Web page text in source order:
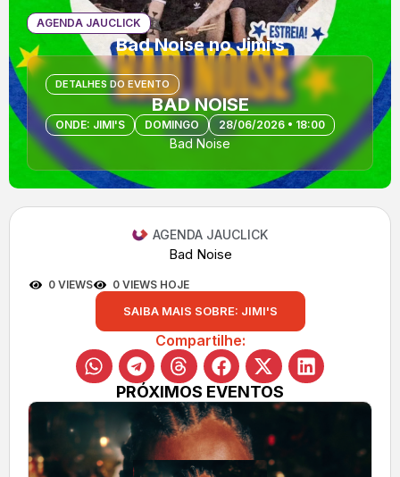
AGENDA JAUCLICK
Bad Noise no Jimi’s
DETALHES DO EVENTO
BAD NOISE
ONDE: JIMI'S DOMINGO 28/06/2026 • 18:00
Bad Noise
AGENDA JAUCLICK
Bad Noise
0 VIEWS 0 VIEWS HOJE
SAIBA MAIS SOBRE: JIMI'S
Compartilhe:
PRÓXIMOS EVENTOS